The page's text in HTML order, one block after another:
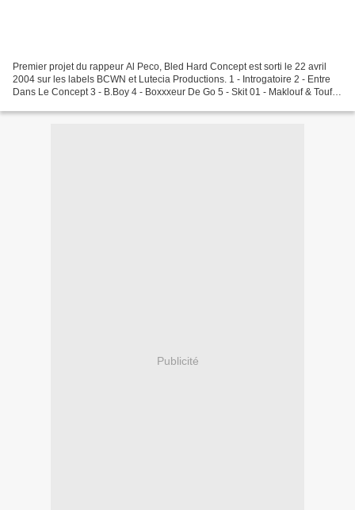
Premier projet du rappeur Al Peco, Bled Hard Concept est sorti le 22 avril
2004 sur les labels BCWN et Lutecia Productions. 1 - Introgatoire 2 - Entre
Dans Le Concept 3 - B.Boy 4 - Boxxxeur De Go 5 - Skit 01 - Maklouf & Toufik
Publicité